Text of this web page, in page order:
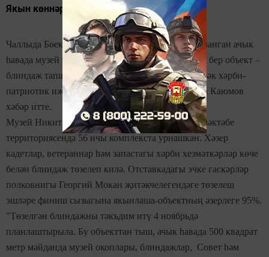
Якын көннәрдә блиндаж тапшырылачак
Чаллыда Бөек Ватан сугышы истәлегенә багышланган ачык
һавада музей төзи башладылар. Шушы көннәрдә бер объект –
блиндаж тапшыру планлаштырыла. Бу хакта төбәк хәрби-
патриотик иҗтимагый оешмасы җитәкчесе Наил Каюмов
хәбәр итте.
Музей Никита Кайманов исемендәге Кадетлар мәктәбе
территориясендә 56 нчы комплекста урнашкан. Хәзер
кадетлар, ветераннар һәм запастагы хәрби хезмәткәрләр көче
белән блиндаж төзелеп килә. Отставкадагы эчке гаскәрләр
полковнигы Георгий Мокан җитәкчелегендәге төзелеш
эшләре финиш сызыгына якынлаша-объектның әзерлеге 95%.
"Төзелгән блиндажны тәкъдим итү 4 ноябрьдә
планлаштырыла. Бу объекттан тыш, ачык һавада 500 квадрат
метр мәйданда музей окоплары, блиндажлар, Совет һәм